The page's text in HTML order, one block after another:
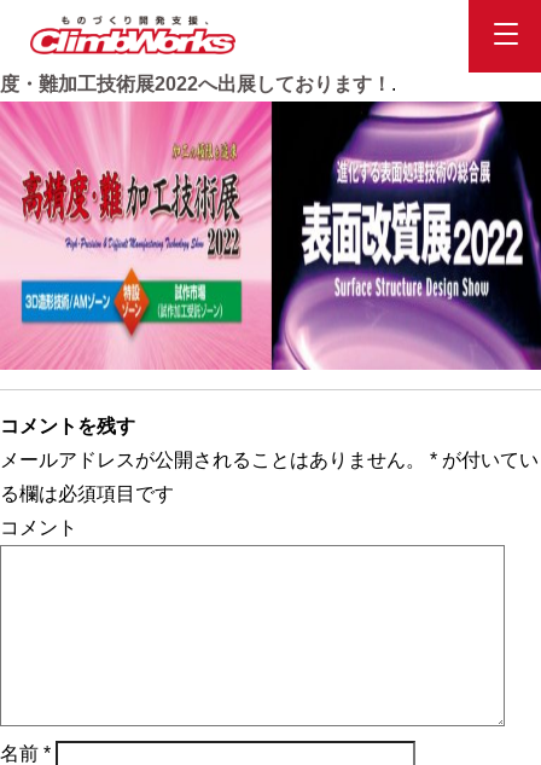
スクリーンショット 2022-10-19 084316
Published2022.10.19at1306 × 302
本日より3日間 高精
度・難加工技術展2022へ出展しております！ .
コメントを残す
メールアドレスが公開されることはありません。
* が付いてい
る欄は必須項目です
コメント
名前 *